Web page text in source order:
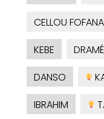
CELLOU FOFANA
KEBE
DRAMÉ
DANSO
IBRAHIM